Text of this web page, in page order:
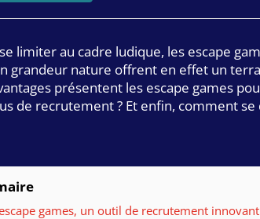
limiter au cadre ludique, les escape
grandeur nature offrent en effet un
présentent les escape games
de recrutement ? Et enfin, comment
games, un outil de recrutement innovant